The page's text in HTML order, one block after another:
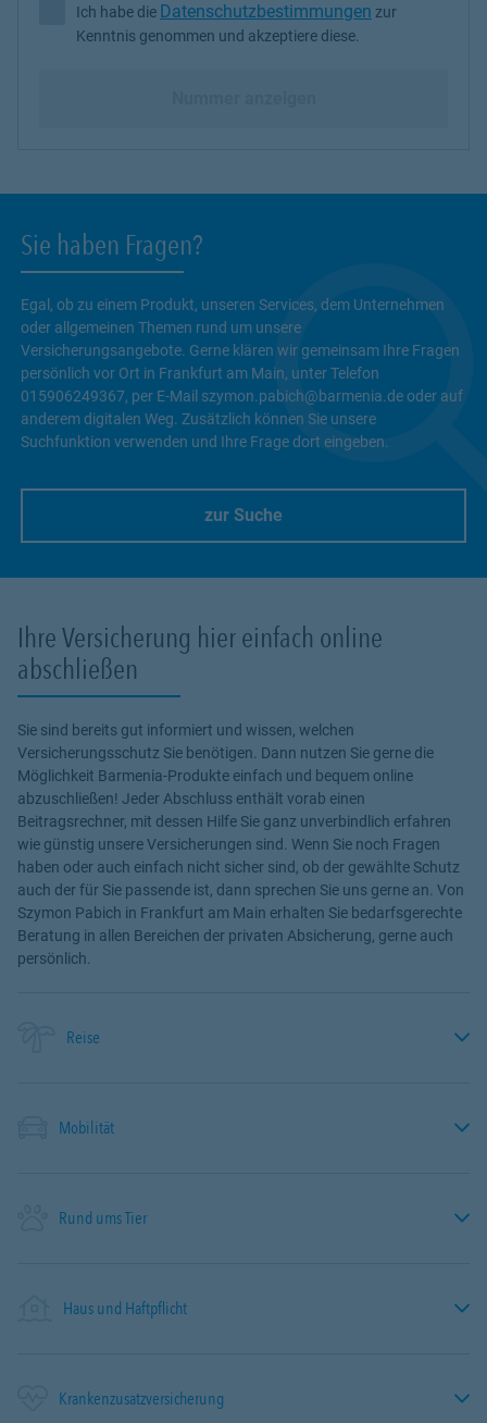
Ich habe die Datenschutzbestimmungen zur Kenntnis
Ich habe die Datenschutzbestimmungen zur
Kenntnis genommen und akzeptiere diese.
Sie haben Fragen?
Egal, ob zu einem Produkt, unseren Services, dem Unternehmen
oder allgemeinen Themen rund um unsere
Versicherungsangebote. Gerne klären wir gemeinsam Ihre Fragen
persönlich vor Ort in Frankfurt am Main, unter Telefon
015906249367, per E-Mail szymon.pabich@barmenia.de oder auf
anderem digitalen Weg. Zusätzlich können Sie unsere
Suchfunktion verwenden und Ihre Frage dort eingeben.
zur Suche
Ihre Versicherung hier einfach online
abschließen
Sie sind bereits gut informiert und wissen, welchen
Versicherungsschutz Sie benötigen. Dann nutzen Sie gerne die
Möglichkeit Barmenia-Produkte einfach und bequem online
abzuschließen! Jeder Abschluss enthält vorab einen
Beitragsrechner, mit dessen Hilfe Sie ganz unverbindlich erfahren
wie günstig unsere Versicherungen sind. Wenn Sie noch Fragen
haben oder auch einfach nicht sicher sind, ob der gewählte Schutz
auch der für Sie passende ist, dann sprechen Sie uns gerne an. Von
Szymon Pabich in Frankfurt am Main erhalten Sie bedarfsgerechte
Beratung in allen Bereichen der privaten Absicherung, gerne auch
persönlich.
Reise
Mobilität
Rund ums Tier
Haus und Haftpflicht
Krankenzusatzversicherung